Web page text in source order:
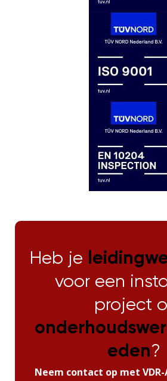
Heb je
voor een
project
eden?
Neem contact op met VDR-